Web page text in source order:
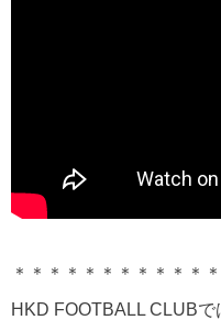
＊＊＊＊＊＊＊＊＊＊＊
HKD FOOTBALL CLUB